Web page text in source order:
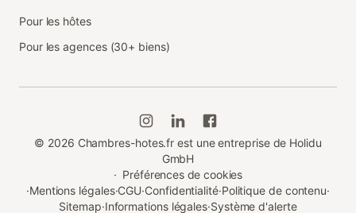
Pour les hôtes
Pour les agences (30+ biens)
© 2026 Chambres-hotes.fr est une entreprise de Holidu
GmbH
· Préférences de cookies
·Mentions légales·CGU·Confidentialité·Politique de contenu·
Sitemap·Informations légales·Système d'alerte